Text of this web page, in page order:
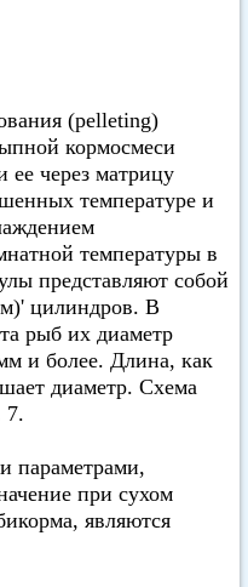
(pelleting)
кормосмеси
ее через матрицу
температуре и
температуры в
представляют собой
цилиндров. В
рыб их диаметр
и более. Длина, как
диаметр. Схема
7.
параметрами,
при сухом
являются